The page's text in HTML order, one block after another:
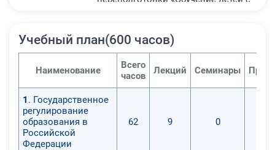
подготовку педагогических
профессионального образования к
работе с обучающимися с
ограниченными возможностями
здоровья.
Учебный план(600 часов)
Наименование
Всего
часов
Лекций Семинары
1 . Государственное
регулирование
образования в
Российской
Федерации
62 9 0